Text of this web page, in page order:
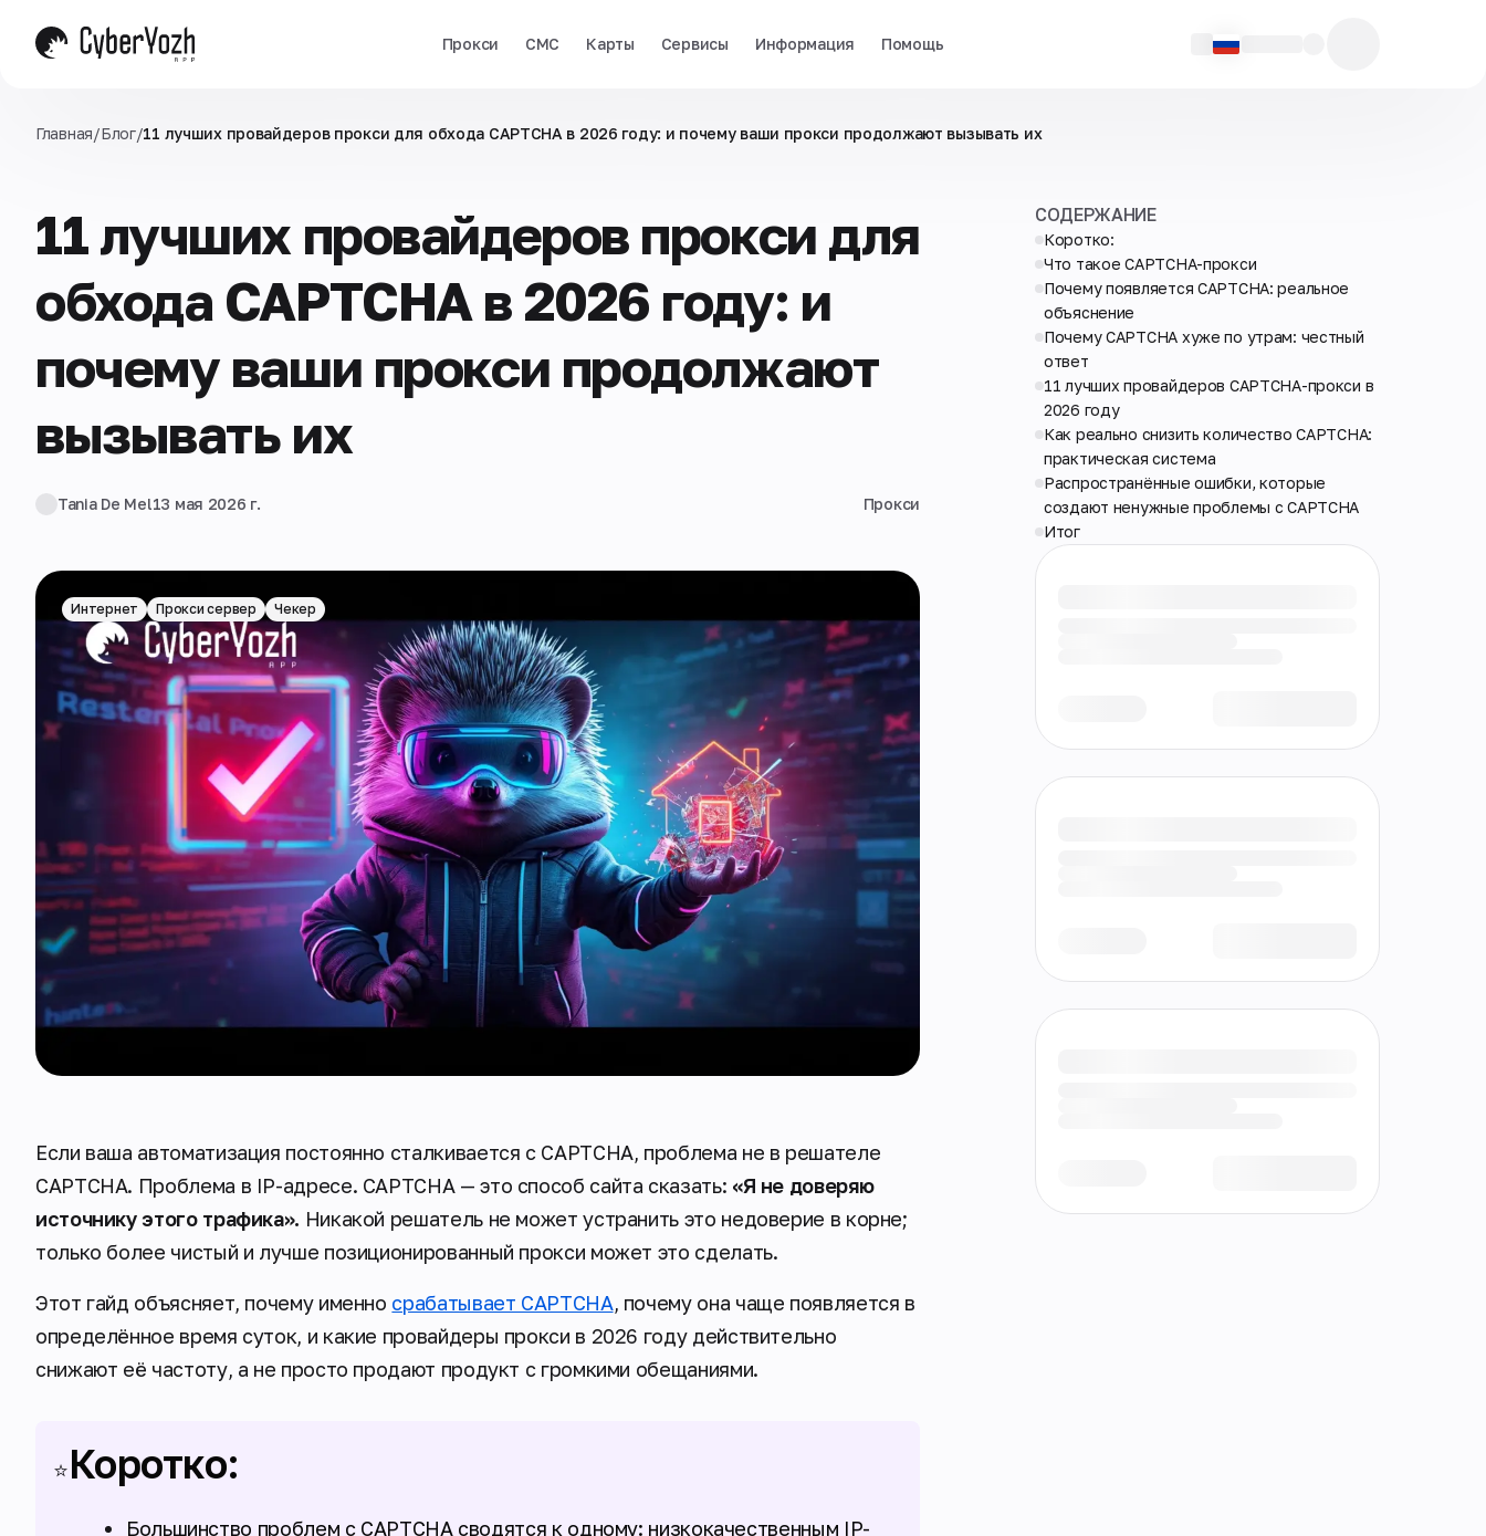
Прокси СМС Карты Сервисы Информация Помощь
Главная/Блог/11 лучших провайдеров прокси для обхода CAPTCHA в 2026 году: и почему ваши прокси продолжают вызывать их
11 лучших провайдеров прокси для
обхода CAPTCHA в 2026 году: и
почему ваши прокси продолжают
вызывать их
Tania De Mel13 мая 2026 г. Прокси
Интернет Прокси сервер Чекер
Если ваша автоматизация постоянно сталкивается с CAPTCHA, проблема не в решателе
CAPTCHA. Проблема в IP-адресе. CAPTCHA — это способ сайта сказать: «Я не доверяю
источнику этого трафика». Никакой решатель не может устранить это недоверие в корне;
только более чистый и лучше позиционированный прокси может это сделать.
Этот гайд объясняет, почему именно срабатывает CAPTCHA, почему она чаще появляется в
определённое время суток, и какие провайдеры прокси в 2026 году действительно
снижают её частоту, а не просто продают продукт с громкими обещаниями.
⭐Коротко:
Большинство проблем с CAPTCHA сводятся к одному: низкокачественным IP-
СОДЕРЖАНИЕ
Коротко:
Что такое CAPTCHA-прокси
Почему появляется CAPTCHA: реальное
объяснение
Почему CAPTCHA хуже по утрам: честный
ответ
11 лучших провайдеров CAPTCHA-прокси в
2026 году
Как реально снизить количество CAPTCHA:
практическая система
Распространённые ошибки, которые
создают ненужные проблемы с CAPTCHA
Итог